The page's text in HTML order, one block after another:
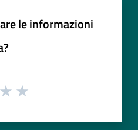
le informazioni